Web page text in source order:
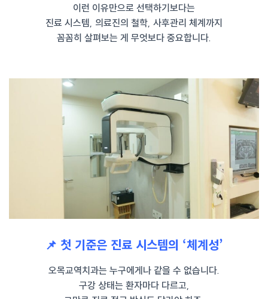
이런 이유만으로 선택하기보다는
진료 시스템, 의료진의 철학, 사후관리 체계까지
꼼꼼히 살펴보는 게 무엇보다 중요합니다.
📌 첫 기준은 진료 시스템의 ‘체계성’
오목교역치과는 누구에게나 같을 수 없습니다.
구강 상태는 환자마다 다르고,